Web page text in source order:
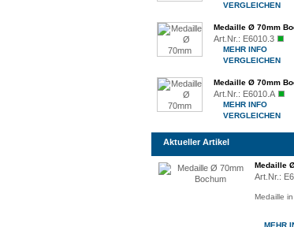
VERGLEICHEN
Medaille Ø 70mm
Art.Nr.: E6010.3
MEHR INFO
VERGLEICHEN
Medaille Ø 70mm
Art.Nr.: E6010.A
MEHR INFO
VERGLEICHEN
Aktueller Artikel
Medaille
Art.Nr.:
Medaille
MEHR